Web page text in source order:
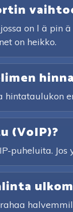
on l ä
on heikko.
hintataulukon
(VoIP)?
puheluita.